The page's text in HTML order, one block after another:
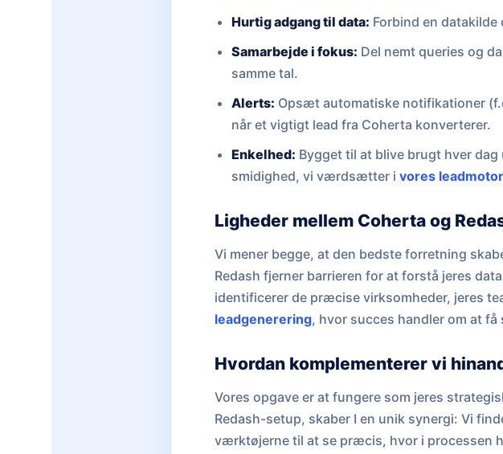
Hurtig adgang til data: Forbind en
Samarbejde i fokus: Del nemt queries og
samme tal.
Alerts: Opsæt automatiske notifikationer
når et vigtigt lead fra Coherta konverterer.
Enkelhed: Bygget til at blive brugt hver
smidighed, vi værdsætter ivores leadmotor
Ligheder mellem Coherta og
Vi mener begge, at den bedste forretning
Redash fjerner barrieren for at forstå jeres
identificerer de præcise virksomheder, jeres
leadgenerering, hvor succes handler om at få
Hvordan komplementerer vi
Vores opgave er at fungere som jeres
Redash-setup, skaber I en unik synergi: Vi
værktøjerne til at se præcis, hvor i processen